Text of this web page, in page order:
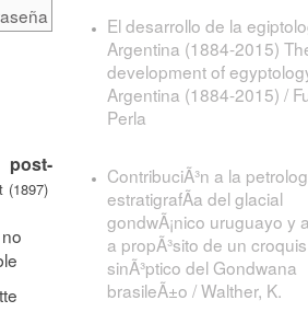
post-
(1897)
El desarrollo de la
Argentina (1884-2015)
development of
Argentina (1884-2015) /
Perla
ContribuciÃ³n a la
estratigrafÃ­a del glacial
gondwÃ¡nico uruguayo y
a propÃ³sito de un croquis
sinÃ³ptico del Gondwana
brasileÃ±o / Walther, K.